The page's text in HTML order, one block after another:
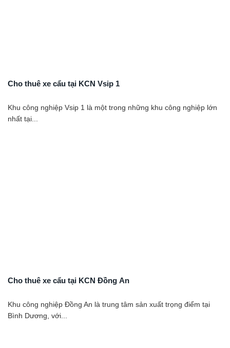
Cho thuê xe cẩu tại KCN Vsip 1
Khu công nghiệp Vsip 1 là một trong những khu công nghiệp lớn
nhất tại...
Cho thuê xe cẩu tại KCN Đồng An
Khu công nghiệp Đồng An là trung tâm sản xuất trọng điểm tại
Bình Dương, với...